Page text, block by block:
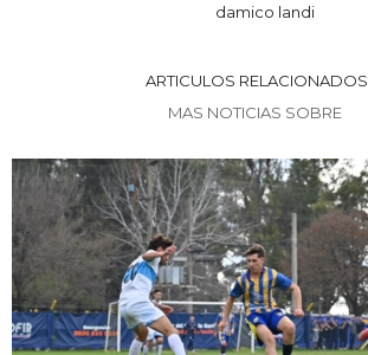
damico landi
ARTICULOS RELACIONADOS
MAS NOTICIAS SOBRE